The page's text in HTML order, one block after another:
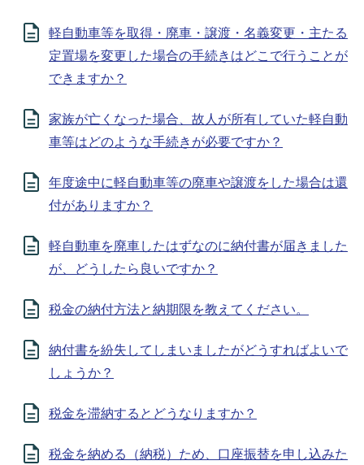
軽自動車等を取得・廃車・譲渡・名義変更・主たる
定置場を変更した場合の手続きはどこで行うことが
できますか？
家族が亡くなった場合、故人が所有していた軽自動
車等はどのような手続きが必要ですか？
年度途中に軽自動車等の廃車や譲渡をした場合は還
付がありますか？
軽自動車を廃車したはずなのに納付書が届きました
が、どうしたら良いですか？
税金の納付方法と納期限を教えてください。
納付書を紛失してしまいましたがどうすればよいで
しょうか？
税⾦を滞納するとどうなりますか？
税金を納める（納税）ため、口座振替を申し込みた